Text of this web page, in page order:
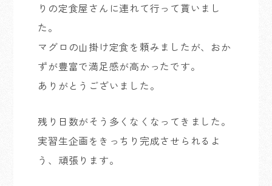
りの定食屋さんに連れて行って貰いまし
た。
マグロの山掛け定食を頼みましたが、おか
ずが豊富で満足感が高かったです。
ありがとうございました。
残り日数がそう多くなくなってきました。
実習生企画をきっちり完成させられるよ
う、頑張ります。